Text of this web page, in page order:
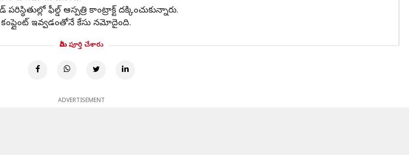
ఫీల్డ్ ఆస్పత్రి కాంట్రాక్ట్ దక్కించుకున్నారు.
ఇవ్వడంతోనే కేసు నమోదైంది.
మీరు పూర్తి చేశారు
ADVERTISEMENT